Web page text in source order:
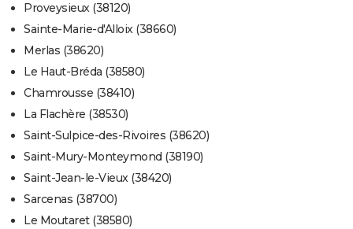
Proveysieux (38120)
Sainte-Marie-d'Alloix (38660)
Merlas (38620)
Le Haut-Bréda (38580)
Chamrousse (38410)
La Flachère (38530)
Saint-Sulpice-des-Rivoires (38620)
Saint-Mury-Monteymond (38190)
Saint-Jean-le-Vieux (38420)
Sarcenas (38700)
Le Moutaret (38580)